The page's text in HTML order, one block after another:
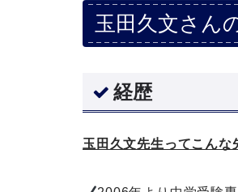
玉田久文さん
経歴
玉田久文先生ってこんな